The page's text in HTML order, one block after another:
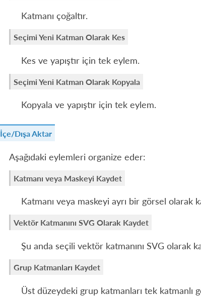
Katmanı çoğaltır.
Seçimi Yeni Katman Olarak Kes
Kes ve yapıştır için tek eylem.
Seçimi Yeni Katman Olarak Kopyala
Kopyala ve yapıştır için tek eylem.
İçe/Dışa Aktar
Aşağıdaki eylemleri organize eder:
Katmanı veya Maskeyi Kaydet
Katmanı veya maskeyi ayrı bir görsel olarak
Vektör Katmanını SVG Olarak Kaydet
Şu anda seçili vektör katmanını SVG olarak
Grup Katmanları Kaydet
Üst düzeydeki grup katmanları tek katmanlı